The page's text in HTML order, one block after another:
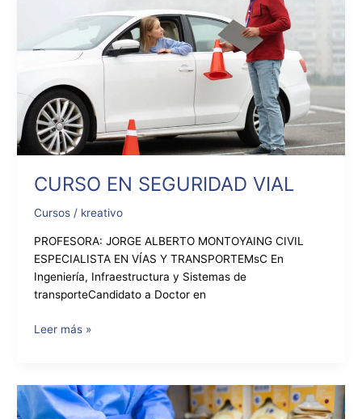
CURSO EN SEGURIDAD VIAL
Cursos/ kreativo
PROFESORA: JORGE ALBERTO MONTOYAING CIVIL
ESPECIALISTA EN VÍAS Y TRANSPORTEMsC En
Ingeniería, Infraestructura y Sistemas de
transporteCandidato a Doctor en
SEGURIDAD
Leer más »
CURSO
EN